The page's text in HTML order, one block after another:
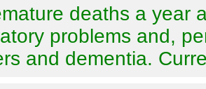
deaths a year
problems and,
and dementia.